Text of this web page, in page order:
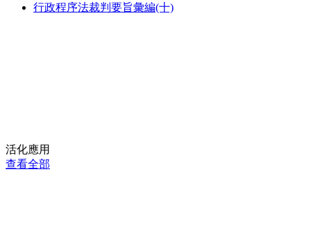
行政程序法裁判要旨彙編(十)
活化應用
查看全部